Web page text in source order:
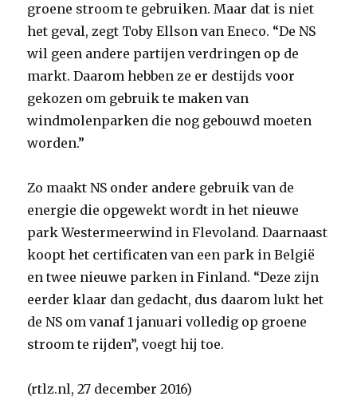
groene stroom te gebruiken. Maar dat is niet
het geval, zegt Toby Ellson van Eneco. “De NS
wil geen andere partijen verdringen op de
markt. Daarom hebben ze er destijds voor
gekozen om gebruik te maken van
windmolenparken die nog gebouwd moeten
worden.”
Zo maakt NS onder andere gebruik van de
energie die opgewekt wordt in het nieuwe
park Westermeerwind in Flevoland. Daarnaast
koopt het certificaten van een park in België
en twee nieuwe parken in Finland. “Deze zijn
eerder klaar dan gedacht, dus daarom lukt het
de NS om vanaf 1 januari volledig op groene
stroom te rijden”, voegt hij toe.
(rtlz.nl, 27 december 2016)